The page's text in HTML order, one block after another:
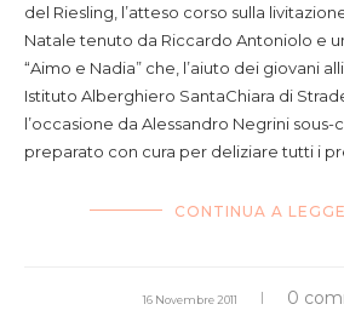
del Riesling, l’atteso corso sulla
Natale tenuto da Riccardo Antoniolo e
“Aimo e Nadia” che, l’aiuto dei giovani
Istituto Alberghiero SantaChiara di
l’occasione da Alessandro Negrini sous-
preparato con cura per deliziare tutti i
CONTINUA A
16 Novembre 2011 0